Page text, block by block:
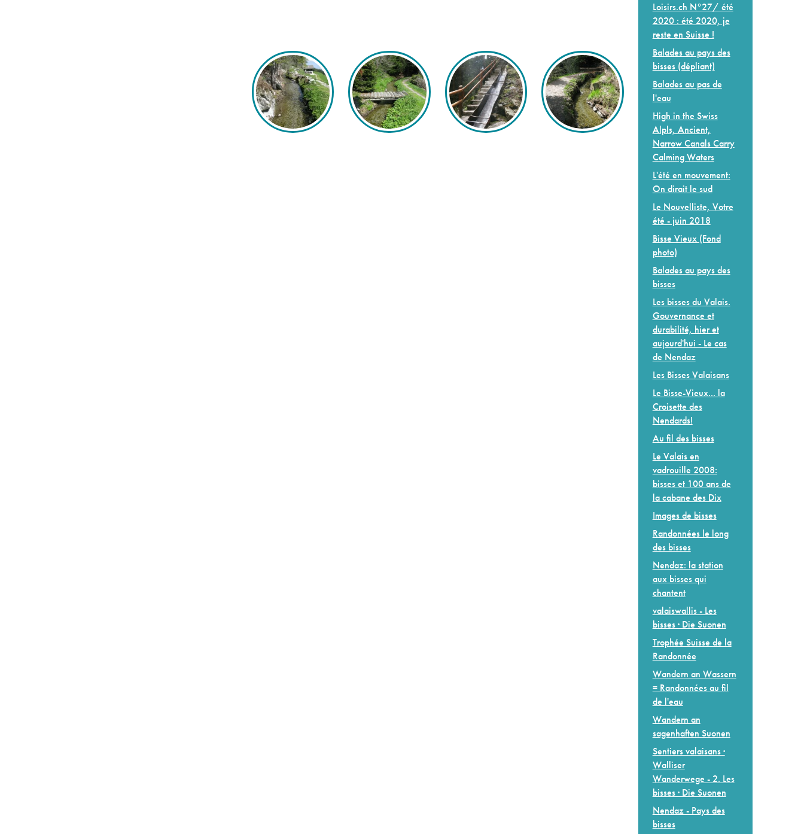
Loisirs.ch N°27/ été
2020 : été 2020, je
reste en Suisse !
Balades au pays des
bisses (dépliant)
Balades au pas de
l'eau
High in the Swiss
Alpls, Ancient,
Narrow Canals Carry
Calming Waters
L'été en mouvement:
On dirait le sud
Le Nouvelliste, Votre
été - juin 2018
Bisse Vieux (Fond
photo)
Balades au pays des
bisses
Les bisses du Valais.
Gouvernance et
durabilité, hier et
aujourd'hui - Le cas
de Nendaz
Les Bisses Valaisans
Le Bisse-Vieux... la
Croisette des
Nendards!
Au fil des bisses
Le Valais en
vadrouille 2008:
bisses et 100 ans de
la cabane des Dix
Images de bisses
Randonnées le long
des bisses
Nendaz: la station
aux bisses qui
chantent
valaiswallis - Les
bisses · Die Suonen
Trophée Suisse de la
Randonnée
Wandern an Wassern
= Randonnées au fil
de l'eau
Wandern an
sagenhaften Suonen
Sentiers valaisans ·
Walliser
Wanderwege - 2. Les
bisses · Die Suonen
Nendaz - Pays des
bisses